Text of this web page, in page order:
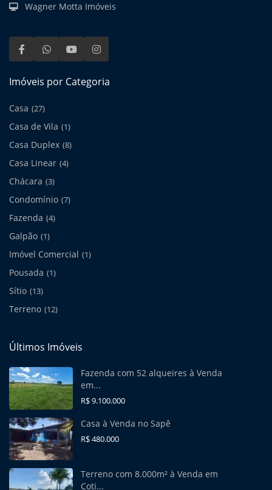
Wagner Motta Imóveis
Imóveis por Categoria
Casa (27)
Casa de Vila (1)
Casa Duplex (8)
Casa Linear (4)
Chácara (3)
Condomínio (7)
Fazenda (4)
Galpão (1)
Imóvel Comercial (1)
Pousada (1)
Sítio (13)
Terreno (12)
Últimos Imóveis
Fazenda com 52 alqueires à Venda
em...
R$ 9.100.000
Casa à Venda no Sapê
R$ 480.000
Terreno com 8.000m² à Venda em
Coti...